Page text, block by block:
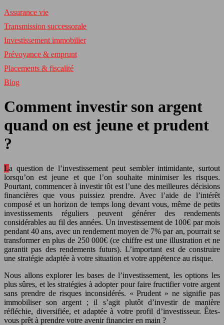
Assurance vie
Transmission successorale
Investissement immobilier
Prévoyance & emprunt
Placements & fiscalité
Blog
Comment investir son argent
quand on est jeune et prudent
?
La question de l’investissement peut sembler intimidante, surtout
lorsqu’on est jeune et que l’on souhaite minimiser les risques.
Pourtant, commencer à investir tôt est l’une des meilleures décisions
financières que vous puissiez prendre. Avec l’aide de l’intérêt
composé et un horizon de temps long devant vous, même de petits
investissements réguliers peuvent générer des rendements
considérables au fil des années. Un investissement de 100€ par mois
pendant 40 ans, avec un rendement moyen de 7% par an, pourrait se
transformer en plus de 250 000€ (ce chiffre est une illustration et ne
garantit pas des rendements futurs). L’important est de construire
une stratégie adaptée à votre situation et votre appétence au risque.
Nous allons explorer les bases de l’investissement, les options les
plus sûres, et les stratégies à adopter pour faire fructifier votre argent
sans prendre de risques inconsidérés. « Prudent » ne signifie pas
immobiliser son argent ; il s’agit plutôt d’investir de manière
réfléchie, diversifiée, et adaptée à votre profil d’investisseur. Êtes-
vous prêt à prendre votre avenir financier en main ?